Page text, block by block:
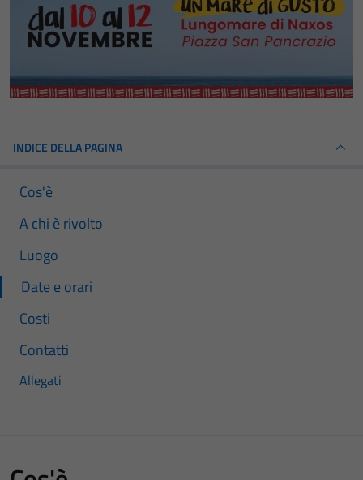
INDICE DELLA PAGINA
Cos'è
A chi è rivolto
Luogo
Date e orari
Costi
Contatti
Allegati